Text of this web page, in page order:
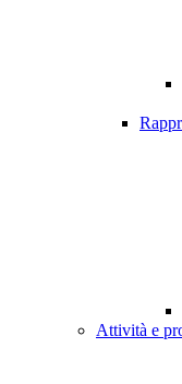
Attività e